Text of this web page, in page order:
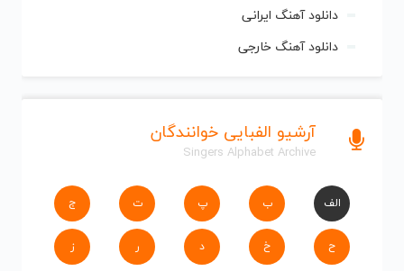
دانلود آهنگ ایرانی
دانلود آهنگ خارجی
آرشیو الفبایی خوانندگان
Singers Alphabet Archive
الف ب پ ت ج
ح خ د ر ز